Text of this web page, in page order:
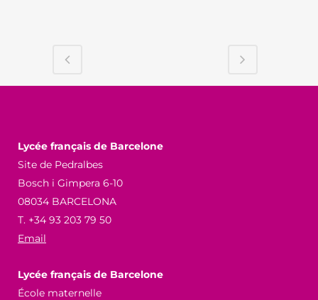
Lycée français de Barcelone
Site de Pedralbes
Bosch i Gimpera 6-10
08034 BARCELONA
T. +34 93 203 79 50
Email
Lycée français de Barcelone
École maternelle